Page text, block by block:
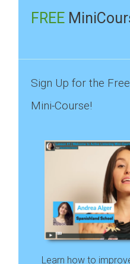
FREE
Sign Up for the
Mini-Course!
Learn how to